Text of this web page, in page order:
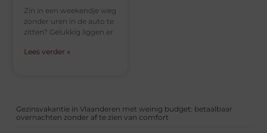
Zin in een weekendje weg
zonder uren in de auto te
zitten? Gelukkig liggen er
Lees verder »
Gezinsvakantie in Vlaanderen met weinig budget: betaalbaar
overnachten zonder af te zien van comfort